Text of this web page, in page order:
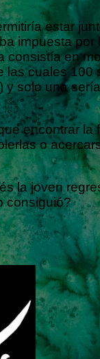
estar
impuesta por
consistía en
las cuales 100
y solo una
encontrar la
o
la joven
consiguió?